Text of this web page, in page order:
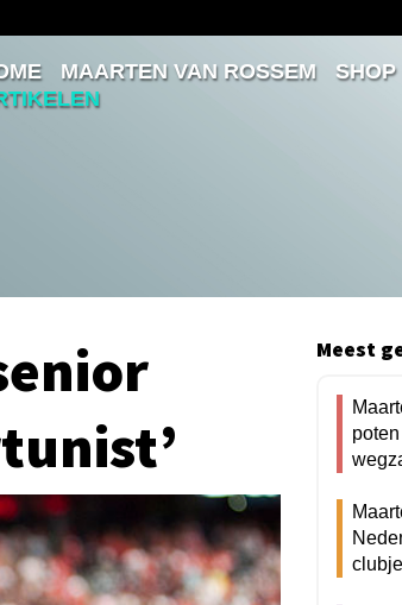
MAARTEN VAN ROSSEM SHOP
Meest